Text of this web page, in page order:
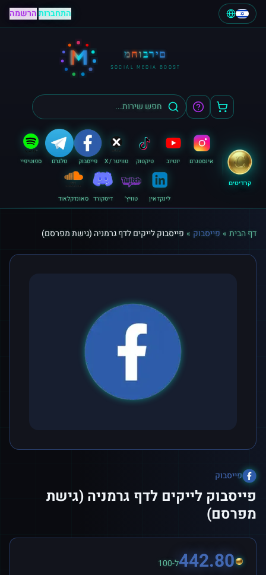
התחברות|הרשמה
M מחוברים
SOCIAL MEDIA BOOST
קרדיטים
אינסטגרם יוטיוב טיקטוק טוויטר / X פייסבוק טלגרם ספוטיפיי
לינקדאין טוויץ׳ דיסקורד סאונדקלאוד
דף הבית » פייסבוק » פייסבוק לייקים לדף גרמניה (גישת מפרסם)
פייסבוק
פייסבוק לייקים לדף גרמניה (גישת
מפרסם)
442.80ל-100